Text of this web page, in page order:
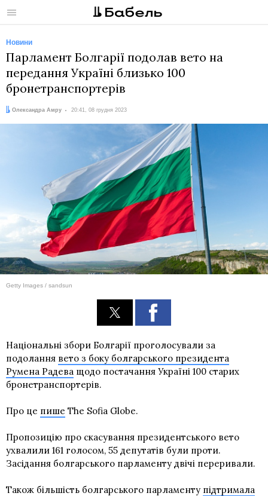
Меню
Новини
Парламент Болгарії подолав вето на
передання Україні близько 100
бронетранспортерів
Автор:
Олександра Амру
Дата: 20:41, 08 грудня 2023
Getty Images / sandsun
Національні збори Болгарії проголосували за
подолання вето з боку болгарського президента
Румена Радева щодо постачання Україні 100 старих
бронетранспортерів.
Про це пише The Sofia Globe.
Пропозицію про скасування президентського вето
ухвалили 161 голосом, 55 депутатів були проти.
Засідання болгарського парламенту двічі переривали.
Також більшість болгарського парламенту підтримала